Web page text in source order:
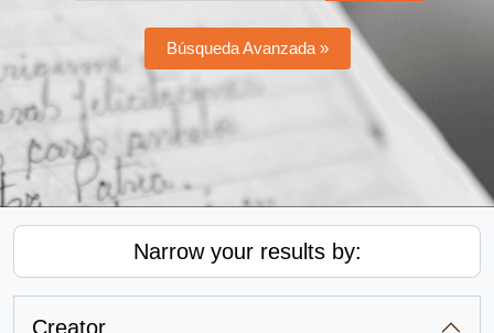
Búsqueda Avanzada »
Narrow your results by:
Creator